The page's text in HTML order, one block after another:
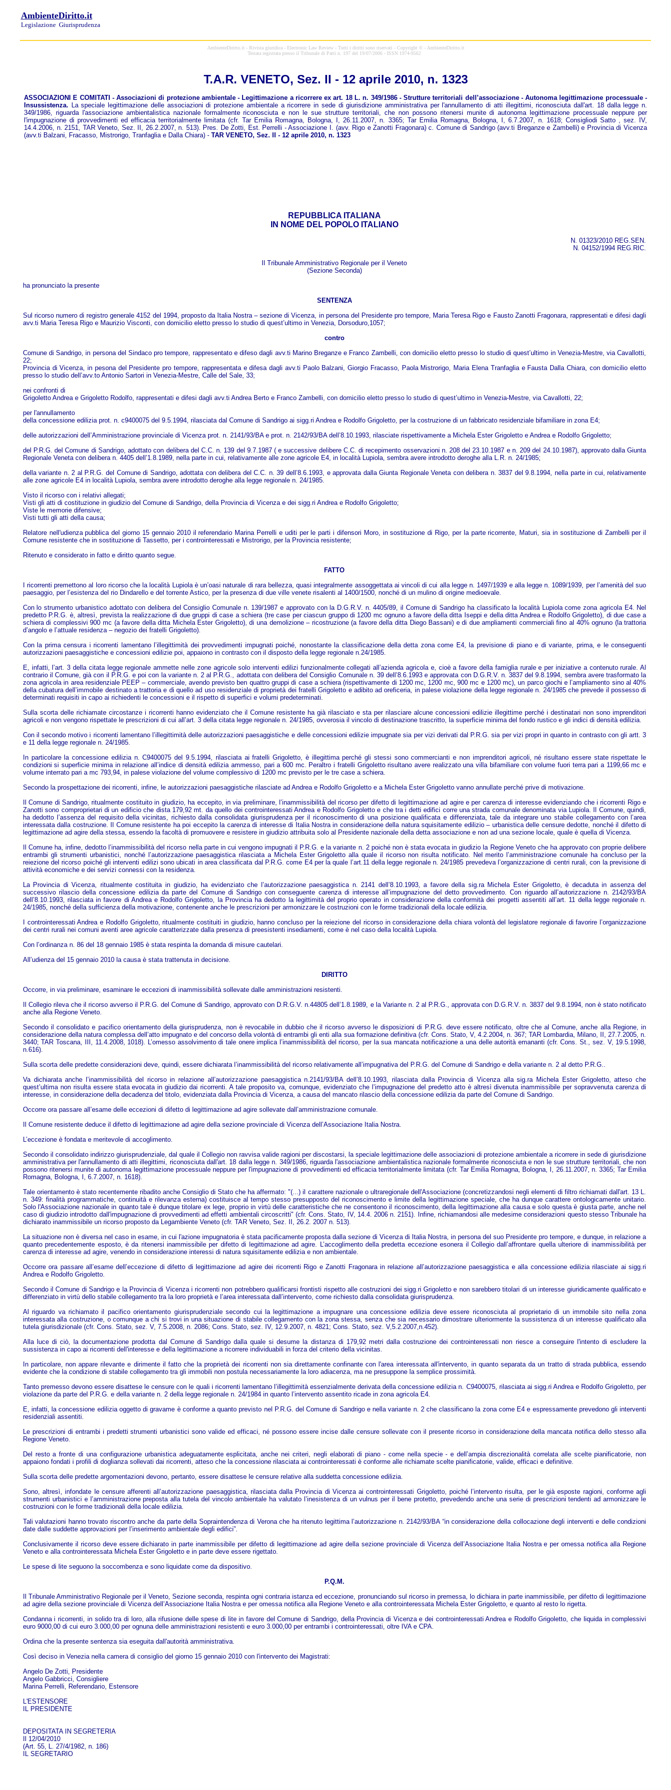
AmbienteDiritto.it
Legislazione Giurisprudenza
AmbienteDiritto.it - Rivista giuridica - Electronic Law Review - Tutti i diritti sono riservati - Copyright © - AmbienteDiritto.it
Testata registrata presso il Tribunale di Patti n. 197 del 19/07/2006 - ISSN 1974-9562
T.A.R. VENETO, Sez. II - 12 aprile 2010, n. 1323
ASSOCIAZIONI E COMITATI - Associazioni di protezione ambientale - Legittimazione a ricorrere ex art. 18 L. n. 349/1986 - Strutture territoriali dell’associazione - Autonoma legittimazione processuale -
Insussistenza. La speciale legittimazione delle associazioni di protezione ambientale a ricorrere in sede di giurisdizione amministrativa per l'annullamento di atti illegittimi, riconosciuta dall'art. 18 dalla legge n.
349/1986, riguarda l'associazione ambientalistica nazionale formalmente riconosciuta e non le sue strutture territoriali, che non possono ritenersi munite di autonoma legittimazione processuale neppure per
l'impugnazione di provvedimenti ed efficacia territorialmente limitata (cfr. Tar Emilia Romagna, Bologna, I, 26.11.2007, n. 3365; Tar Emilia Romagna, Bologna, I, 6.7.2007, n. 1618; Consigliodi Satto , sez. IV,
14.4.2006, n. 2151, TAR Veneto, Sez. II, 26.2.2007, n. 513). Pres. De Zotti, Est. Perrelli - Associazione I. (avv. Rigo e Zanotti Fragonara) c. Comune di Sandrigo (avv.ti Breganze e Zambelli) e Provincia di Vicenza
(avv.ti Balzani, Fracasso, Mistrorigo, Tranfaglia e Dalla Chiara) - TAR VENETO, Sez. II - 12 aprile 2010, n. 1323
REPUBBLICA ITALIANA
IN NOME DEL POPOLO ITALIANO
N. 01323/2010 REG.SEN.
N. 04152/1994 REG.RIC.
Il Tribunale Amministrativo Regionale per il Veneto
(Sezione Seconda)
ha pronunciato la presente
SENTENZA
Sul ricorso numero di registro generale 4152 del 1994, proposto da Italia Nostra – sezione di Vicenza, in persona del Presidente pro tempore, Maria Teresa Rigo e Fausto Zanotti Fragonara, rappresentati e difesi dagli
avv.ti Maria Teresa Rigo e Maurizio Visconti, con domicilio eletto presso lo studio di quest’ultimo in Venezia, Dorsoduro,1057;
contro
Comune di Sandrigo, in persona del Sindaco pro tempore, rappresentato e difeso dagli avv.ti Marino Breganze e Franco Zambelli, con domicilio eletto presso lo studio di quest’ultimo in Venezia-Mestre, via Cavallotti,
22;
Provincia di Vicenza, in pesona del Presidente pro tempore, rappresentata e difesa dagli avv.ti Paolo Balzani, Giorgio Fracasso, Paola Mistrorigo, Maria Elena Tranfaglia e Fausta Dalla Chiara, con domicilio eletto
presso lo studio dell’avv.to Antonio Sartori in Venezia-Mestre, Calle del Sale, 33;
nei confronti di
Grigoletto Andrea e Grigoletto Rodolfo, rappresentati e difesi dagli avv.ti Andrea Berto e Franco Zambelli, con domicilio eletto presso lo studio di quest’ultimo in Venezia-Mestre, via Cavallotti, 22;
per l'annullamento
della concessione edilizia prot. n. c9400075 del 9.5.1994, rilasciata dal Comune di Sandrigo ai sigg.ri Andrea e Rodolfo Grigoletto, per la costruzione di un fabbricato residenziale bifamiliare in zona E4;
delle autorizzazioni dell’Amministrazione provinciale di Vicenza prot. n. 2141/93/BA e prot. n. 2142/93/BA dell’8.10.1993, rilasciate rispettivamente a Michela Ester Grigoletto e Andrea e Rodolfo Grigoletto;
del P.R.G. del Comune di Sandrigo, adottato con delibera del C.C. n. 139 del 9.7.1987 ( e successive delibere C.C. di recepimento osservazioni n. 208 del 23.10.1987 e n. 209 del 24.10.1987), approvato dalla Giunta
Regionale Veneta con delibera n. 4405 dell’1.8.1989, nella parte in cui, relativamente alle zone agricole E4, in località Lupiola, sembra avere introdotto deroghe alla L.R. n. 24/1985;
della variante n. 2 al P.R.G. del Comune di Sandrigo, adottata con delibera del C.C. n. 39 dell’8.6.1993, e approvata dalla Giunta Regionale Veneta con delibera n. 3837 del 9.8.1994, nella parte in cui, relativamente
alle zone agricole E4 in località Lupiola, sembra avere introdotto deroghe alla legge regionale n. 24/1985.
Visto il ricorso con i relativi allegati;
Visti gli atti di costituzione in giudizio del Comune di Sandrigo, della Provincia di Vicenza e dei sigg.ri Andrea e Rodolfo Grigoletto;
Viste le memorie difensive;
Visti tutti gli atti della causa;
Relatore nell'udienza pubblica del giorno 15 gennaio 2010 il referendario Marina Perrelli e uditi per le parti i difensori Moro, in sostituzione di Rigo, per la parte ricorrente, Maturi, sia in sostituzione di Zambelli per il
Comune resistente che in sostituzione di Tassetto, per i controinteressati e Mistrorigo, per la Provincia resistente;
Ritenuto e considerato in fatto e diritto quanto segue.
FATTO
I ricorrenti premettono al loro ricorso che la località Lupiola è un’oasi naturale di rara bellezza, quasi integralmente assoggettata ai vincoli di cui alla legge n. 1497/1939 e alla legge n. 1089/1939, per l’amenità del suo
paesaggio, per l’esistenza del rio Dindarello e del torrente Astico, per la presenza di due ville venete risalenti al 1400/1500, nonché di un mulino di origine medioevale.
Con lo strumento urbanistico adottato con delibera del Consiglio Comunale n. 139/1987 e approvato con la D.G.R.V. n. 4405/89, il Comune di Sandrigo ha classificato la località Lupiola come zona agricola E4. Nel
predetto P.R.G. è, altresì, prevista la realizzazione di due gruppi di case a schiera (tre case per ciascun gruppo di 1200 mc ognuno a favore della ditta Iseppi e della ditta Andrea e Rodolfo Grigoletto), di due case a
schiera di complessivi 900 mc (a favore della ditta Michela Ester Grigoletto), di una demolizione – ricostruzione (a favore della ditta Diego Bassani) e di due ampliamenti commerciali fino al 40% ognuno (la trattoria
d’angolo e l’attuale residenza – negozio dei fratelli Grigoletto).
Con la prima censura i ricorrenti lamentano l’illegittimità dei provvedimenti impugnati poiché, nonostante la classificazione della detta zona come E4, la previsione di piano e di variante, prima, e le conseguenti
autorizzazioni paesaggistiche e concessioni edilizie poi, appaiono in contrasto con il disposto della legge regionale n.24/1985.
E, infatti, l’art. 3 della citata legge regionale ammette nelle zone agricole solo interventi edilizi funzionalmente collegati all’azienda agricola e, cioè a favore della famiglia rurale e per iniziative a contenuto rurale. Al
contrario il Comune, già con il P.R.G. e poi con la variante n. 2 al P.R.G., adottata con delibera del Consiglio Comunale n. 39 dell’8.6.1993 e approvata con D.G.R.V. n. 3837 del 9.8.1994, sembra avere trasformato la
zona agricola in area residenziale PEEP – commerciale, avendo previsto ben quattro gruppi di case a schiera (rispettivamente di 1200 mc, 1200 mc, 900 mc e 1200 mc), un parco giochi e l’ampliamento sino al 40%
della cubatura dell’immobile destinato a trattoria e di quello ad uso residenziale di proprietà dei fratelli Grigoletto e adibito ad oreficeria, in palese violazione della legge regionale n. 24/1985 che prevede il possesso di
determinati requisiti in capo ai richiedenti le concessioni e il rispetto di superfici e volumi predeterminati.
Sulla scorta delle richiamate circostanze i ricorrenti hanno evidenziato che il Comune resistente ha già rilasciato e sta per rilasciare alcune concessioni edilizie illegittime perché i destinatari non sono imprenditori
agricoli e non vengono rispettate le prescrizioni di cui all’art. 3 della citata legge regionale n. 24/1985, ovverosia il vincolo di destinazione trascritto, la superficie minima del fondo rustico e gli indici di densità edilizia.
Con il secondo motivo i ricorrenti lamentano l’illegittimità delle autorizzazioni paesaggistiche e delle concessioni edilizie impugnate sia per vizi derivati dal P.R.G. sia per vizi propri in quanto in contrasto con gli artt. 3
e 11 della legge regionale n. 24/1985.
In particolare la concessione edilizia n. C9400075 del 9.5.1994, rilasciata ai fratelli Grigoletto, è illegittima perché gli stessi sono commercianti e non imprenditori agricoli, né risultano essere state rispettate le
condizioni si superficie minima in relazione all’indice di densità edilizia ammesso, pari a 600 mc. Peraltro i fratelli Grigoletto risultano avere realizzato una villa bifamiliare con volume fuori terra pari a 1199,66 mc e
volume interrato pari a mc 793,94, in palese violazione del volume complessivo di 1200 mc previsto per le tre case a schiera.
Secondo la prospettazione dei ricorrenti, infine, le autorizzazioni paesaggistiche rilasciate ad Andrea e Rodolfo Grigoletto e a Michela Ester Grigoletto vanno annullate perché prive di motivazione.
Il Comune di Sandrigo, ritualmente costituito in giudizio, ha eccepito, in via preliminare, l’inammissibilità del ricorso per difetto di legittimazione ad agire e per carenza di interesse evidenziando che i ricorrenti Rigo e
Zanotti sono comproprietari di un edificio che dista 179,92 mt. da quello dei controinteressati Andrea e Rodolfo Grigoletto e che tra i detti edifici corre una strada comunale denominata via Lupiola. Il Comune, quindi,
ha dedotto l’assenza del requisito della vicinitas, richiesto dalla consolidata giurisprudenza per il riconoscimento di una posizione qualificata e differenziata, tale da integrare uno stabile collegamento con l’area
interessata dalla costruzione. Il Comune resistente ha poi eccepito la carenza di interesse di Italia Nostra in considerazione della natura squisitamente edilizio – urbanistica delle censure dedotte, nonché il difetto di
legittimazione ad agire della stessa, essendo la facoltà di promuovere e resistere in giudizio attribuita solo al Presidente nazionale della detta associazione e non ad una sezione locale, quale è quella di Vicenza.
Il Comune ha, infine, dedotto l’inammissibilità del ricorso nella parte in cui vengono impugnati il P.R.G. e la variante n. 2 poiché non è stata evocata in giudizio la Regione Veneto che ha approvato con proprie delibere
entrambi gli strumenti urbanistici, nonché l’autorizzazione paesaggistica rilasciata a Michela Ester Grigoletto alla quale il ricorso non risulta notificato. Nel merito l’amministrazione comunale ha concluso per la
reiezione del ricorso poiché gli interventi edilizi sono ubicati in area classificata dal P.R.G. come E4 per la quale l’art.11 della legge regionale n. 24/1985 prevedeva l’organizzazione di centri rurali, con la previsione di
attività economiche e dei servizi connessi con la residenza.
La Provincia di Vicenza, ritualmente costituita in giudizio, ha evidenziato che l’autorizzazione paesaggistica n. 2141 dell’8.10.1993, a favore della sig.ra Michela Ester Grigoletto, è decaduta in assenza del
successivo rilascio della concessione edilizia da parte del Comune di Sandrigo con conseguente carenza di interesse all’impugnazione del detto provvedimento. Con riguardo all’autorizzazione n. 2142/93/BA
dell’8.10.1993, rilasciata in favore di Andrea e Rodolfo Grigoletto, la Provincia ha dedotto la legittimità del proprio operato in considerazione della conformità dei progetti assentiti all’art. 11 della legge regionale n.
24/1985, nonché della sufficienza della motivazione, contenente anche le prescrizioni per armonizzare le costruzioni con le forme tradizionali della locale edilizia.
I controinteressati Andrea e Rodolfo Grigoletto, ritualmente costituiti in giudizio, hanno concluso per la reiezione del ricorso in considerazione della chiara volontà del legislatore regionale di favorire l’organizzazione
dei centri rurali nei comuni aventi aree agricole caratterizzate dalla presenza di preesistenti insediamenti, come è nel caso della località Lupiola.
Con l’ordinanza n. 86 del 18 gennaio 1985 è stata respinta la domanda di misure cautelari.
All’udienza del 15 gennaio 2010 la causa è stata trattenuta in decisione.
DIRITTO
Occorre, in via preliminare, esaminare le eccezioni di inammissibilità sollevate dalle amministrazioni resistenti.
Il Collegio rileva che il ricorso avverso il P.R.G. del Comune di Sandrigo, approvato con D.R.G.V. n.44805 dell’1.8.1989, e la Variante n. 2 al P.R.G., approvata con D.G.R.V. n. 3837 del 9.8.1994, non è stato notificato
anche alla Regione Veneto.
Secondo il consolidato e pacifico orientamento della giurisprudenza, non è revocabile in dubbio che il ricorso avverso le disposizioni di P.R.G. deve essere notificato, oltre che al Comune, anche alla Regione, in
considerazione della natura complessa dell’atto impugnato e del concorso della volontà di entrambi gli enti alla sua formazione definitiva (cfr. Cons. Stato, V, 4.2.2004, n. 367; TAR Lombardia, Milano, II, 27.7.2005, n.
3440; TAR Toscana, III, 11.4.2008, 1018). L’omesso assolvimento di tale onere implica l’inammissibilità del ricorso, per la sua mancata notificazione a una delle autorità emananti (cfr. Cons. St., sez. V, 19.5.1998,
n.616).
Sulla scorta delle predette considerazioni deve, quindi, essere dichiarata l’inammissibilità del ricorso relativamente all’impugnativa del P.R.G. del Comune di Sandrigo e della variante n. 2 al detto P.R.G..
Va dichiarata anche l’inammissibilità del ricorso in relazione all’autorizzazione paesaggistica n.2141/93/BA dell’8.10.1993, rilasciata dalla Provincia di Vicenza alla sig.ra Michela Ester Grigoletto, atteso che
quest’ultima non risulta essere stata evocata in giudizio dai ricorrenti. A tale proposito va, comunque, evidenziato che l’impugnazione del predetto atto è altresì divenuta inammissibile per sopravvenuta carenza di
interesse, in considerazione della decadenza del titolo, evidenziata dalla Provincia di Vicenza, a causa del mancato rilascio della concessione edilizia da parte del Comune di Sandrigo.
Occorre ora passare all’esame delle eccezioni di difetto di legittimazione ad agire sollevate dall’amministrazione comunale.
Il Comune resistente deduce il difetto di legittimazione ad agire della sezione provinciale di Vicenza dell’Associazione Italia Nostra.
L’eccezione è fondata e meritevole di accoglimento.
Secondo il consolidato indirizzo giurisprudenziale, dal quale il Collegio non ravvisa valide ragioni per discostarsi, la speciale legittimazione delle associazioni di protezione ambientale a ricorrere in sede di giurisdizione
amministrativa per l'annullamento di atti illegittimi, riconosciuta dall'art. 18 dalla legge n. 349/1986, riguarda l'associazione ambientalistica nazionale formalmente riconosciuta e non le sue strutture territoriali, che non
possono ritenersi munite di autonoma legittimazione processuale neppure per l'impugnazione di provvedimenti ed efficacia territorialmente limitata (cfr. Tar Emilia Romagna, Bologna, I, 26.11.2007, n. 3365; Tar Emilia
Romagna, Bologna, I, 6.7.2007, n. 1618).
Tale orientamento è stato recentemente ribadito anche Consiglio di Stato che ha affermato: "(...) il carattere nazionale o ultraregionale dell'Associazione (concretizzandosi negli elementi di filtro richiamati dall'art. 13 L.
n. 349: finalità programmatiche, continuità e rilevanza esterna) costituisce al tempo stesso presupposto del riconoscimento e limite della legittimazione speciale, che ha dunque carattere ontologicamente unitario.
Solo l'Associazione nazionale in quanto tale è dunque titolare ex lege, proprio in virtù delle caratteristiche che ne consentono il riconoscimento, della legittimazione alla causa e solo questa è giusta parte, anche nel
caso di giudizio introdotto dall'impugnazione di provvedimenti ad effetti ambientali circoscritti" (cfr. Cons. Stato, IV, 14.4. 2006 n. 2151). Infine, richiamandosi alle medesime considerazioni questo stesso Tribunale ha
dichiarato inammissibile un ricorso proposto da Legambiente Veneto (cfr. TAR Veneto, Sez. II, 26.2. 2007 n. 513).
La situazione non è diversa nel caso in esame, in cui l'azione impugnatoria è stata pacificamente proposta dalla sezione di Vicenza di Italia Nostra, in persona del suo Presidente pro tempore, e dunque, in relazione a
quanto precedentemente esposto, è da ritenersi inammissibile per difetto di legittimazione ad agire. L’accoglimento della predetta eccezione esonera il Collegio dall’affrontare quella ulteriore di inammissibilità per
carenza di interesse ad agire, venendo in considerazione interessi di natura squisitamente edilizia e non ambientale.
Occorre ora passare all’esame dell’eccezione di difetto di legittimazione ad agire dei ricorrenti Rigo e Zanotti Fragonara in relazione all’autorizzazione paesaggistica e alla concessione edilizia rilasciate ai sigg.ri
Andrea e Rodolfo Grigoletto.
Secondo il Comune di Sandrigo e la Provincia di Vicenza i ricorrenti non potrebbero qualificarsi frontisti rispetto alle costruzioni dei sigg.ri Grigoletto e non sarebbero titolari di un interesse giuridicamente qualificato e
differenziato in virtù dello stabile collegamento tra la loro proprietà e l’area interessata dall’intervento, come richiesto dalla consolidata giurisprudenza.
Al riguardo va richiamato il pacifico orientamento giurisprudenziale secondo cui la legittimazione a impugnare una concessione edilizia deve essere riconosciuta al proprietario di un immobile sito nella zona
interessata alla costruzione, o comunque a chi si trovi in una situazione di stabile collegamento con la zona stessa, senza che sia necessario dimostrare ulteriormente la sussistenza di un interesse qualificato alla
tutela giurisdizionale (cfr. Cons. Stato, sez. V, 7.5.2008, n. 2086; Cons. Stato, sez. IV, 12.9.2007, n. 4821; Cons. Stato, sez. V,5.2.2007,n.452).
Alla luce di ciò, la documentazione prodotta dal Comune di Sandrigo dalla quale si desume la distanza di 179,92 metri dalla costruzione dei controinteressati non riesce a conseguire l'intento di escludere la
sussistenza in capo ai ricorrenti dell'interesse e della legittimazione a ricorrere individuabili in forza del criterio della vicinitas.
In particolare, non appare rilevante e dirimente il fatto che la proprietà dei ricorrenti non sia direttamente confinante con l'area interessata all'intervento, in quanto separata da un tratto di strada pubblica, essendo
evidente che la condizione di stabile collegamento tra gli immobili non postula necessariamente la loro adiacenza, ma ne presuppone la semplice prossimità.
Tanto premesso devono essere disattese le censure con le quali i ricorrenti lamentano l’illegittimità essenzialmente derivata della concessione edilizia n. C9400075, rilasciata ai sigg.ri Andrea e Rodolfo Grigoletto, per
violazione da parte del P.R.G. e della variante n. 2 della legge regionale n. 24/1984 in quanto l’intervento assentito ricade in zona agricola E4.
E, infatti, la concessione edilizia oggetto di gravame è conforme a quanto previsto nel P.R.G. del Comune di Sandrigo e nella variante n. 2 che classificano la zona come E4 e espressamente prevedono gli interventi
residenziali assentiti.
Le prescrizioni di entrambi i predetti strumenti urbanistici sono valide ed efficaci, né possono essere incise dalle censure sollevate con il presente ricorso in considerazione della mancata notifica dello stesso alla
Regione Veneto.
Del resto a fronte di una configurazione urbanistica adeguatamente esplicitata, anche nei criteri, negli elaborati di piano - come nella specie - e dell’ampia discrezionalità correlata alle scelte pianificatorie, non
appaiono fondati i profili di doglianza sollevati dai ricorrenti, atteso che la concessione rilasciata ai controinteressati è conforme alle richiamate scelte pianificatorie, valide, efficaci e definitive.
Sulla scorta delle predette argomentazioni devono, pertanto, essere disattese le censure relative alla suddetta concessione edilizia.
Sono, altresì, infondate le censure afferenti all’autorizzazione paesaggistica, rilasciata dalla Provincia di Vicenza ai controinteressati Grigoletto, poiché l’intervento risulta, per le già esposte ragioni, conforme agli
strumenti urbanistici e l’amministrazione preposta alla tutela del vincolo ambientale ha valutato l’inesistenza di un vulnus per il bene protetto, prevedendo anche una serie di prescrizioni tendenti ad armonizzare le
costruzioni con le forme tradizionali della locale edilizia.
Tali valutazioni hanno trovato riscontro anche da parte della Sopraintendenza di Verona che ha ritenuto legittima l’autorizzazione n. 2142/93/BA “in considerazione della collocazione degli interventi e delle condizioni
date dalle suddette approvazioni per l’inserimento ambientale degli edifici”.
Conclusivamente il ricorso deve essere dichiarato in parte inammissibile per difetto di legittimazione ad agire della sezione provinciale di Vicenza dell’Associazione Italia Nostra e per omessa notifica alla Regione
Veneto e alla controinteressata Michela Ester Grigoletto e in parte deve essere rigettato.
Le spese di lite seguono la soccombenza e sono liquidate come da dispositivo.
P.Q.M.
Il Tribunale Amministrativo Regionale per il Veneto, Sezione seconda, respinta ogni contraria istanza ed eccezione, pronunciando sul ricorso in premessa, lo dichiara in parte inammissibile, per difetto di legittimazione
ad agire della sezione provinciale di Vicenza dell’Associazione Italia Nostra e per omessa notifica alla Regione Veneto e alla controinteressata Michela Ester Grigoletto, e quanto al resto lo rigetta.
Condanna i ricorrenti, in solido tra di loro, alla rifusione delle spese di lite in favore del Comune di Sandrigo, della Provincia di Vicenza e dei controinteressati Andrea e Rodolfo Grigoletto, che liquida in complessivi
euro 9000,00 di cui euro 3.000,00 per ognuna delle amministrazioni resistenti e euro 3.000,00 per entrambi i controinteressati, oltre IVA e CPA.
Ordina che la presente sentenza sia eseguita dall'autorità amministrativa.
Così deciso in Venezia nella camera di consiglio del giorno 15 gennaio 2010 con l'intervento dei Magistrati:
Angelo De Zotti, Presidente
Angelo Gabbricci, Consigliere
Marina Perrelli, Referendario, Estensore
L'ESTENSORE
IL PRESIDENTE
DEPOSITATA IN SEGRETERIA
Il 12/04/2010
(Art. 55, L. 27/4/1982, n. 186)
IL SEGRETARIO